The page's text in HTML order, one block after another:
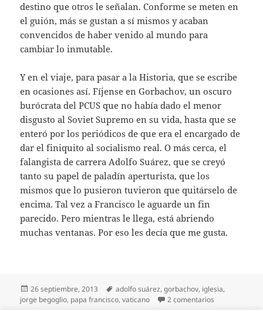
destino que otros le señalan. Conforme se meten en
el guión, más se gustan a sí mismos y acaban
convencidos de haber venido al mundo para
cambiar lo inmutable.
Y en el viaje, para pasar a la Historia, que se escribe
en ocasiones así. Fíjense en Gorbachov, un oscuro
burócrata del PCUS que no había dado el menor
disgusto al Soviet Supremo en su vida, hasta que se
enteró por los periódicos de que era el encargado de
dar el finiquito al socialismo real. O más cerca, el
falangista de carrera Adolfo Suárez, que se creyó
tanto su papel de paladín aperturista, que los
mismos que lo pusieron tuvieron que quitárselo de
encima. Tal vez a Francisco le aguarde un fin
parecido. Pero mientras le llega, está abriendo
muchas ventanas. Por eso les decía que me gusta.
Publicado
el
26 septiembre, 2013 Etiquetas
adolfo suárez,gorbachov, iglesia,
jorge begoglio, papa francisco,vaticano 2 comentarios